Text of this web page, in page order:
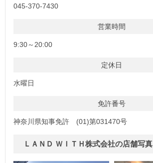
045-370-7430
営業時間
9:30～20:00
定休日
水曜日
免許番号
神奈川県知事免許 (01)第031470号
ＬＡＮＤ ＷＩＴＨ株式会社の店舗写真